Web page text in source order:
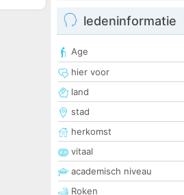
ledeninformatie
Age
hier voor
land
stad
herkomst
vitaal
academisch niveau
Roken